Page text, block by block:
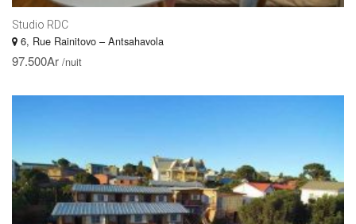
Studio RDC
6, Rue Rainitovo – Antsahavola
97.500Ar /nuit